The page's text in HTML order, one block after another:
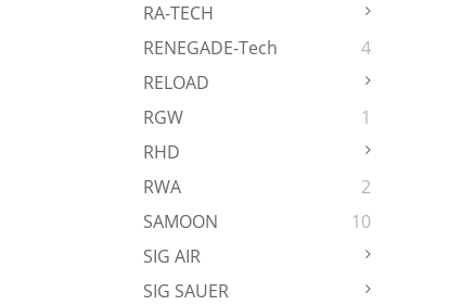
RA-TECH
RENEGADE-Tech
4
RELOAD
RGW
1
RHD
RWA
2
SAMOON
10
SIG AIR
SIG SAUER